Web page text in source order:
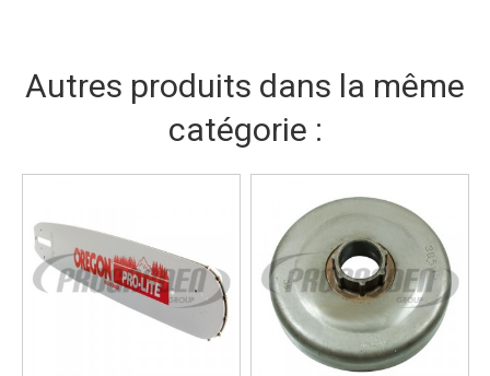
Autres produits dans la même
catégorie :